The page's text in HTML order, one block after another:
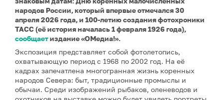
народов России, который впервые отмечался 30
апреля 2026 года, и 100-летию создания фотохроники
ТАСС (её история началась 1 февраля 1926 года),
сообщаетиздание «ОМедиа!».
Экспозиция представляет собой фотолетопись,
охватывающую период с 1968 по 2002 год. На её
кадрах запечатлена многогранная жизнь коренных
народов Севера: быт, традиционные промыслы и
обычаи. Среди изображений рыбаков, оленеводов и